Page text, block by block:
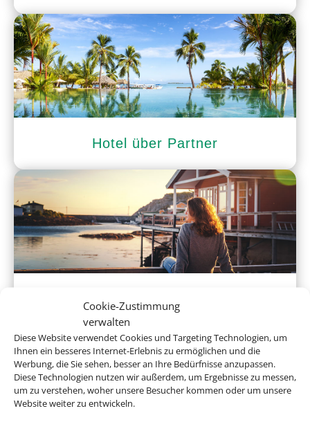
Cookie-Zustimmung
verwalten
Diese Website verwendet Cookies und Targeting Technologien, um
Ihnen ein besseres Internet-Erlebnis zu ermöglichen und die
Werbung, die Sie sehen, besser an Ihre Bedürfnisse anzupassen.
Diese Technologien nutzen wir außerdem, um Ergebnisse zu messen,
um zu verstehen, woher unsere Besucher kommen oder um unsere
Website weiter zu entwickeln.
Hotel über Partner
Ferienhaus